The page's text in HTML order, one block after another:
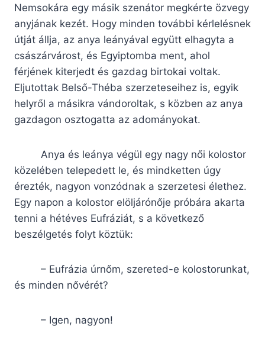
Nemsokára egy másik szenátor megkérte özvegy
anyjának kezét. Hogy minden további kérlelésnek
útját állja, az anya leányával együtt elhagyta a
császárvárost, és Egyiptomba ment, ahol
férjének kiterjedt és gazdag birtokai voltak.
Eljutottak Belső-Théba szerzeteseihez is, egyik
helyről a másikra vándoroltak, s közben az anya
gazdagon osztogatta az adományokat.
Anya és leánya végül egy nagy női kolostor
közelében telepedett le, és mindketten úgy
érezték, nagyon vonzódnak a szerzetesi élethez.
Egy napon a kolostor elöljárónője próbára akarta
tenni a hétéves Eufráziát, s a következő
beszélgetés folyt köztük:
– Eufrázia úrnőm, szereted-e kolostorunkat,
és minden nővérét?
– Igen, nagyon!